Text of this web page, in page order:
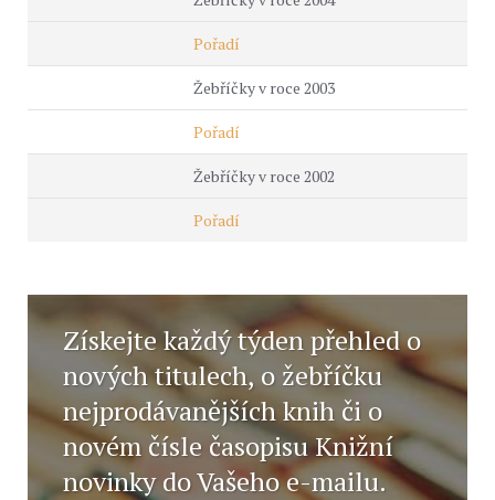
Pořadí
Žebříčky v roce 2003
Pořadí
Žebříčky v roce 2002
Pořadí
Získejte každý týden přehled o
nových titulech, o žebříčku
nejprodávanějších knih či o
novém čísle časopisu Knižní
novinky do Vašeho e-mailu.